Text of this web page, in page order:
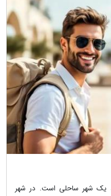
یک شهر ساحلی است. در شهر